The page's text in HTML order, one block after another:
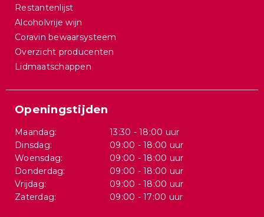
Restantenlijst
Alcoholvrije wijn
Coravin bewaarsysteem
Overzicht producenten
Lidmaatschappen
Openingstijden
Maandag:
13:30 - 18:00 uur
Dinsdag:
09:00 - 18:00 uur
Woensdag:
09:00 - 18:00 uur
Donderdag:
09:00 - 18:00 uur
Vrijdag:
09:00 - 18:00 uur
Zaterdag:
09:00 - 17:00 uur